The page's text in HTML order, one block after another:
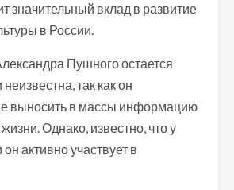
значительный вклад в развитие
в России.
Пушного остается
так как он
выносить в массы информацию
Однако, известно, что у
он активно участвует в